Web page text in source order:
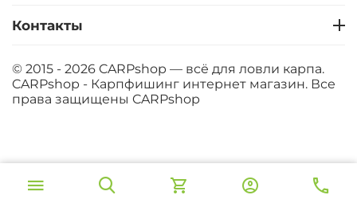
Контакты
© 2015 - 2026 CARPshop — всё для ловли карпа.
CARPshop - Карпфишинг интернет магазин. Все
права защищены CARPshop